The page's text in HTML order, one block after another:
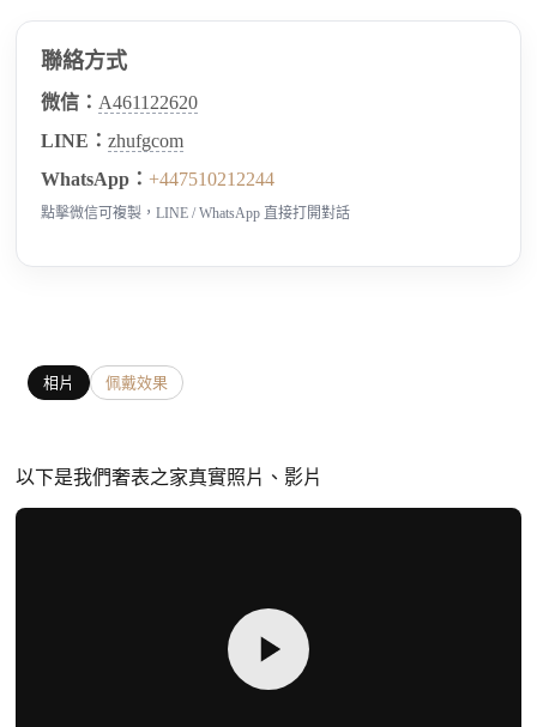
聯絡方式
微信： A461122620
LINE：zhufgcom
WhatsApp：+447510212244
點擊微信可複製，LINE / WhatsApp 直接打開對話
相片 佩戴效果
以下是我們奢表之家真實照片、影片